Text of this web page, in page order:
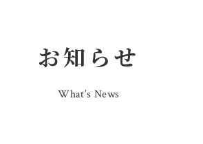
お知らせ
What’s News